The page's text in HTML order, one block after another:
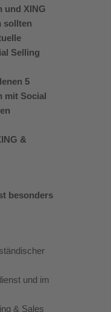
und XING
sollten
Selling
5
mit Social
&
besonders
und im
& Sales